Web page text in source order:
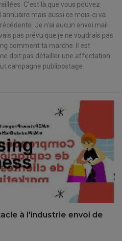
C'est là que vous pouvez
mais aussi ce mois-ci va
Je n'ai aucun envoi mail
pas prévu que je ne voudrais pas
comment ta marche. Il est
doit pas détailler une affectation
campagne publipostage.
à l'industrie envoi de